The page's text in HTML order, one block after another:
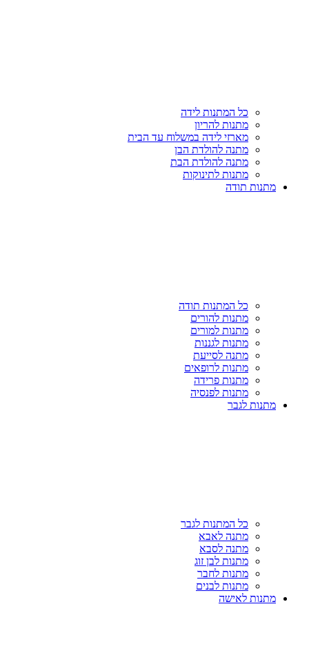
כל המתנות לידה
מתנות להריון
מארזי לידה במשלוח עד הבית
מתנה להולדת הבן
מתנה להולדת הבת
מתנות לתינוקות
מתנות תודה
כל המתנות תודה
מתנות להורים
מתנות למורים
מתנות לגננות
מתנה לסייעת
מתנות לרופאים
מתנות פרידה
מתנות לפנסיה
מתנות לגבר
כל המתנות לגבר
מתנה לאבא
מתנה לסבא
מתנות לבן זוג
מתנות לחבר
מתנות לבנים
מתנות לאישה